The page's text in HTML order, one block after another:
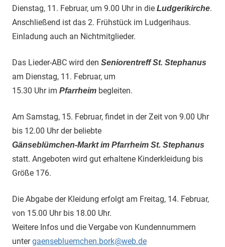
Dienstag, 11. Februar, um 9.00 Uhr in die Ludgerikirche.
Anschließend ist das 2. Frühstück im Ludgerihaus.
Einladung auch an Nichtmitglieder.
Das Lieder-ABC wird den Seniorentreff St. Stephanus
am Dienstag, 11. Februar, um
15.30 Uhr im Pfarrheim begleiten.
Am Samstag, 15. Februar, findet in der Zeit von 9.00 Uhr
bis 12.00 Uhr der beliebte
Gänseblümchen-Markt im Pfarrheim St. Stephanus
statt. Angeboten wird gut erhaltene Kinderkleidung bis
Größe 176.
Die Abgabe der Kleidung erfolgt am Freitag, 14. Februar,
von 15.00 Uhr bis 18.00 Uhr.
Weitere Infos und die Vergabe von Kundennummern
untergaensebluemchen.bork@web.de